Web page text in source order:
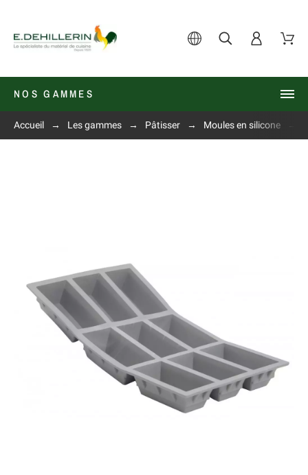
NOS GAMMES
Accueil Les gammes Pâtisser Moules en silicone